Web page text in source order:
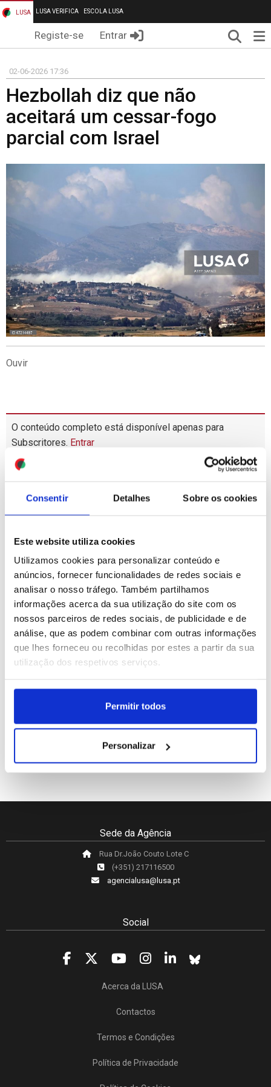
Consentir Detalhes Sobre os cookies
Este website utiliza cookies
Utilizamos cookies para personalizar conteúdo e
anúncios, fornecer funcionalidades de redes sociais e
analisar o nosso tráfego. Também partilhamos
informações acerca da sua utilização do site com os
nossos parceiros de redes sociais, de publicidade e de
análise, que as podem combinar com outras informações
que lhes forneceu ou recolhidas por estes a partir da sua
utilização dos respetivos serviços.
Permitir todos
Personalizar
LUSA LUSA VERIFICA ESCOLA LUSA
Registe-se Entrar
02-06-2026 17:36
Hezbollah diz que não
aceitará um cessar-fogo
parcial com Israel
Ouvir
O conteúdo completo está disponível apenas para
Subscritores. Entrar
MAIS
Filme "Playback" sobre Carlos Paião estreia-se em
mais de 50 salas
2
Equipa do Planetário de Espinho com ação na Praia da
Baía durante eclipse
3
Embaixador de Israel pede cancelamento do concerto
de Kanye West no Algarve
4
Meta entra em mercado da programação IA dominado
pela Anthropic e OpenAI
5
Sede da Agência
Rua Dr.João Couto Lote C
(+351) 217116500
agencialusa@lusa.pt
Social
Acerca da LUSA
Contactos
Termos e Condições
Política de Privacidade